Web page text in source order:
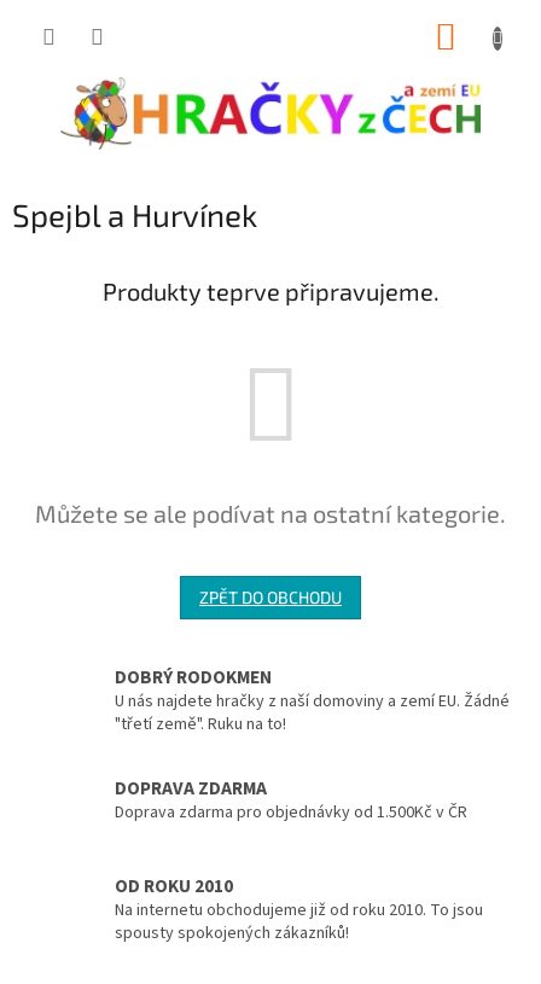
Spejbl a Hurvínek
Produkty teprve připravujeme.
Můžete se ale podívat na ostatní kategorie.
ZPĚT DO OBCHODU
DOBRÝ RODOKMEN
U nás najdete hračky z naší domoviny a zemí EU. Žádné
"třetí země". Ruku na to!
DOPRAVA ZDARMA
Doprava zdarma pro objednávky od 1.500Kč v ČR
OD ROKU 2010
Na internetu obchodujeme již od roku 2010. To jsou
spousty spokojených zákazníků!